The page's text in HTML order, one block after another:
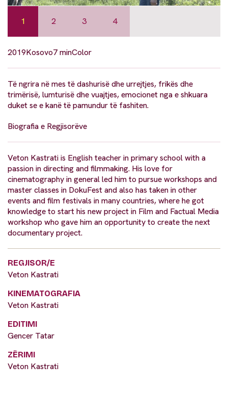
1 2 3 4
2019Kosovo7 minColor
Të ngrira në mes të dashurisë dhe urrejtjes, frikës dhe
trimërisë, lumturisë dhe vuajtjes, emocionet nga e shkuara
duket se e kanë të pamundur të fashiten.
Biografia e Regjisorëve
Veton Kastrati is English teacher in primary school with a
passion in directing and filmmaking. His love for
cinematography in general led him to pursue workshops and
master classes in DokuFest and also has taken in other
events and film festivals in many countries, where he got
knowledge to start his new project in Film and Factual Media
workshop who gave him an opportunity to create the next
documentary project.
REGJISOR/E
Veton Kastrati
KINEMATOGRAFIA
Veton Kastrati
EDITIMI
Gencer Tatar
ZËRIMI
Veton Kastrati